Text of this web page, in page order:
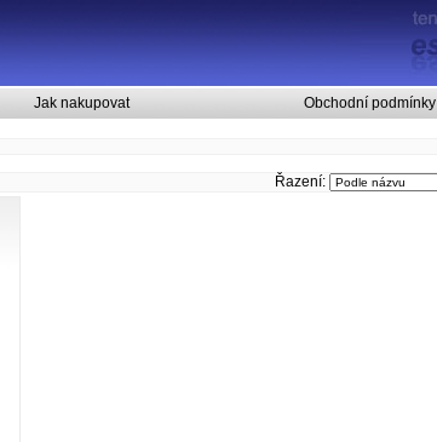
Jak nakupovat Obchodní podmínky
Řazení: